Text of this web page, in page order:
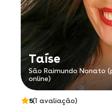
Taíse
São Raimundo Nonato
online)
5(1 avaliação)